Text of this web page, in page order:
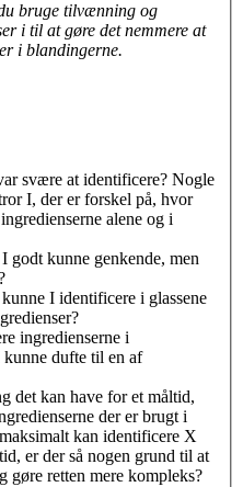
bruge tilvænning og
i til at gøre det nemmere at
i blandingerne.
svære at identificere? Nogle
I, der er forskel på, hvor
alene og i
godt kunne genkende, men
I identificere i glassene
ingredienserne i
dufte til en af
det kan have for et måltid,
der er brugt i
kan identificere X
er der så nogen grund til at
gøre retten mere kompleks?